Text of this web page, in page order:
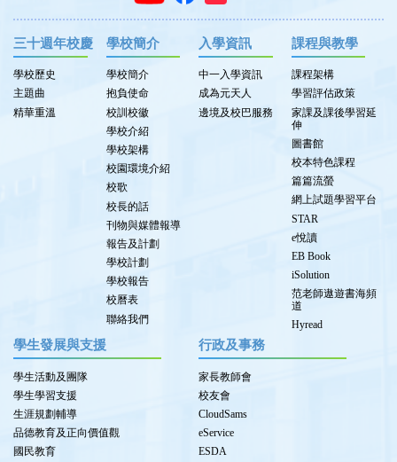
三十週年校慶
學校歷史
主題曲
精華重溫
學校簡介
學校簡介
抱負使命
校訓校徽
學校介紹
學校架構
校園環境介紹
校歌
校長的話
刊物與媒體報導
報告及計劃
學校計劃
學校報告
校曆表
聯絡我們
入學資訊
中一入學資訊
成為元天人
邊境及校巴服務
課程與教學
課程架構
學習評估政策
家課及課後學習延
伸
圖書館
校本特色課程
篇篇流螢
網上試題學習平台
STAR
e悅讀
EB Book
iSolution
范老師遨遊書海頻
道
Hyread
學生發展與支援
學生活動及團隊
學生學習支援
生涯規劃輔導
品德教育及正向價值觀
國民教育
行政及事務
家長教師會
校友會
CloudSams
eService
ESDA